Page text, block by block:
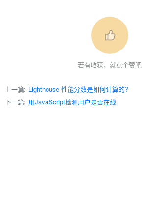
若有收获，就点个赞吧
上一篇: Lighthouse 性能分数是如何计算的？
下一篇: 用JavaScript检测用户是否在线